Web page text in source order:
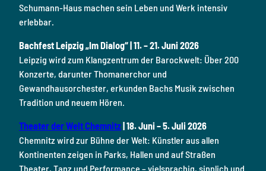
Schumann-Haus machen sein Leben und Werk intensiv
erlebbar.
Bachfest Leipzig „Im Dialog“ | 11. – 21. Juni 2026
Leipzig wird zum Klangzentrum der Barockwelt: Über 200
Konzerte, darunter Thomanerchor und
Gewandhausorchester, erkunden Bachs Musik zwischen
Tradition und neuem Hören.
Theater der Welt Chemnitz | 18. Juni – 5. Juli 2026
Chemnitz wird zur Bühne der Welt: Künstler aus allen
Kontinenten zeigen in Parks, Hallen und auf Straßen
Theater, Tanz und Performance – vielsprachig, sinnlich und